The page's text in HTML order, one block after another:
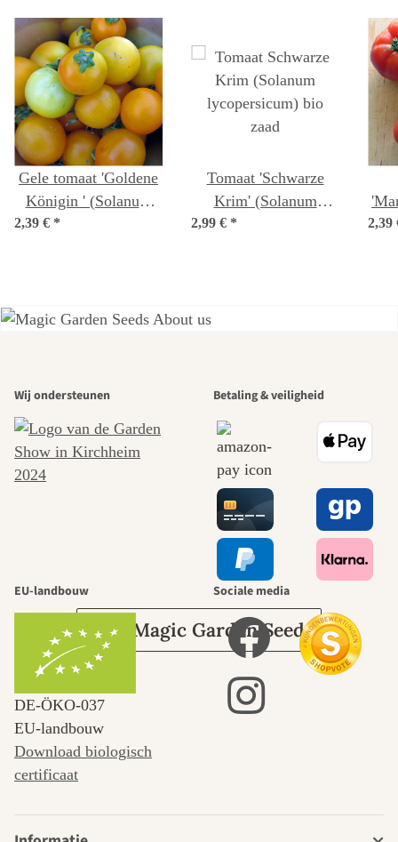
Gele tomaat 'Goldene
Königin ' (Solanum
lycopersicum) zaden
2,39 € *
Tomaat 'Schwarze
Krim' (Solanum
lycopersicum) bio
2,99 € * 2,39
mooiste paden
naar onszelf
leidt door de
tuin.
Over Magic Garden Seeds
Wij ondersteunen Betaling & veiligheid
EU-landbouw
DE‑ÖKO‑037
EU-landbouw
Download biologisch
certificaat
Sociale media